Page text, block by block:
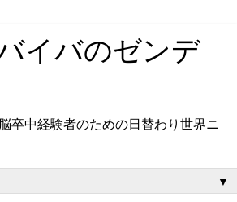
イバのゼンデ
卒中経験者のための日替わり世界ニ
▼